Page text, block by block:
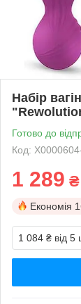
Набір
Готово до
Код:
1 289 ₴
Економія
1 084 ₴ від 5